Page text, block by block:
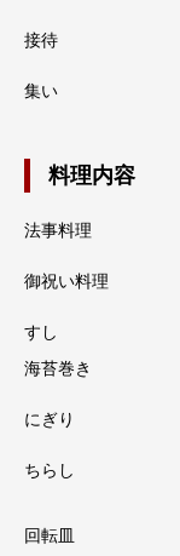
接待
集い
料理内容
法事料理
御祝い料理
すし
海苔巻き
にぎり
ちらし
回転皿